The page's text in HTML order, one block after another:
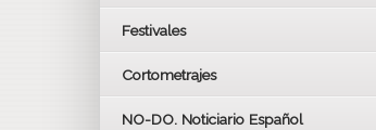
Festivales
LOS OSCARS
Cortometrajes
NO-DO. Noticiario Español